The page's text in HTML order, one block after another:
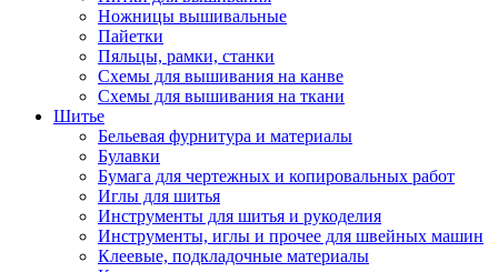
Ножницы вышивальные
Пайетки
Пяльцы, рамки, станки
Схемы для вышивания на канве
Схемы для вышивания на ткани
Шитье
Бельевая фурнитура и материалы
Булавки
Бумага для чертежных и копировальных работ
Иглы для шитья
Инструменты для шитья и рукоделия
Инструменты, иглы и прочее для швейных машин
Клеевые, подкладочные материалы